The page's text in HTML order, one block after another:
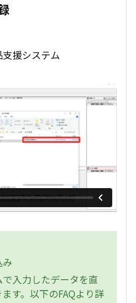
援システム
入力したデータを直
す。以下のFAQより詳